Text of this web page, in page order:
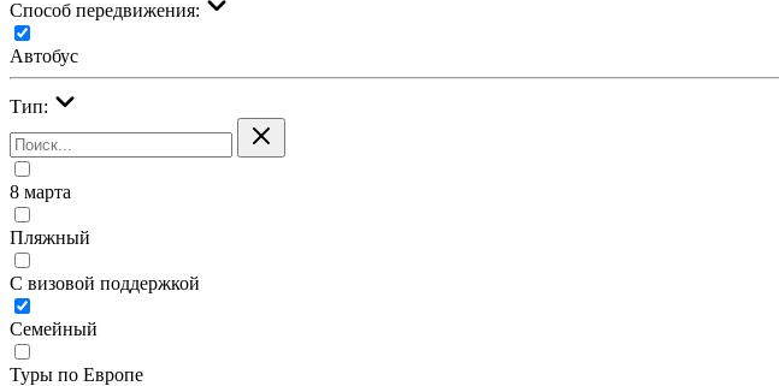
Cпособ передвижения:
Автобус
Тип:
8 марта
Пляжный
С визовой поддержкой
Семейный
Туры по Европе